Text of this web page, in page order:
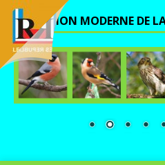
UNE VISION MODERNE DE